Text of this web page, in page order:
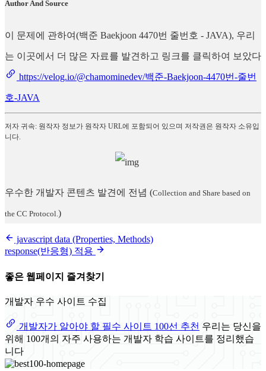
Author And Source
이 문제에 관하여(백준 Baekjoon 4470번 줄번호 - JAVA), 우리
는 이곳에서 더 많은 자료를 발견하고 링크를 클릭하여 보았다
https://velog.io/@chamominedev/백준-Baekjoon-4470번-줄번
호-JAVA
저자 귀속: 원작자 정보가 원작자 URL에 포함되어 있으며 저작권은 원작자 소유입
니다.
우수한 개발자 콘텐츠 발견에 전념 (Collection and Share based on
the CC Protocol.)
javascript data (Properties, Methods)
response(반응형) 적용
좋은 웹페이지 즐겨찾기
개발자 우수 사이트 수집
개발자가 알아야 할 필수 사이트 100선 추천 우리는 당신을
위해 100개의 자주 사용하는 개발자 학습 사이트를 정리했습
니다